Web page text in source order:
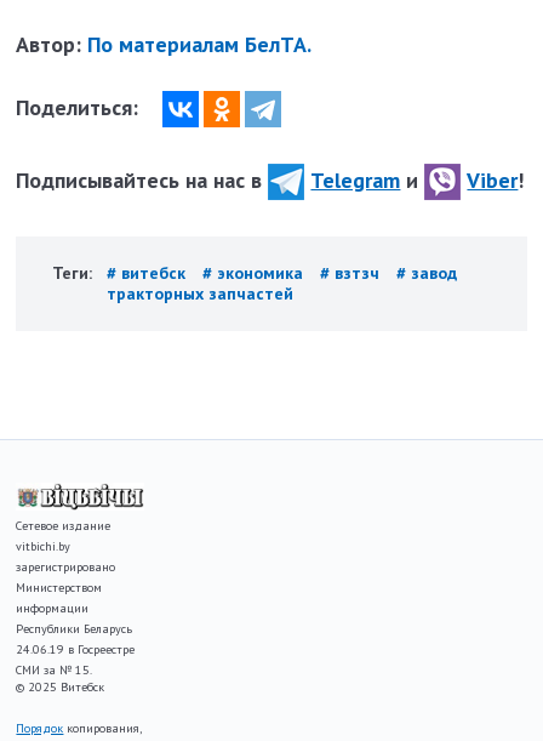
Автор: По материалам БелТА.
Поделиться:
Подписывайтесь на нас в Telegram и Viber!
Теги: # витебск # экономика # взтзч
# завод
тракторных запчастей
Сетевое издание
vitbichi.by
зарегистрировано
Министерством
информации
Республики Беларусь
24.06.19 в Госреестре
СМИ за № 15.
© 2025 Витебск
Порядок копирования,